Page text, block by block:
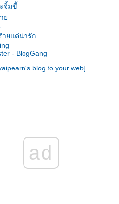
จิ้มขี้
า
ายแต่น่ารัก
- BlogGang
blog to your web]
ad